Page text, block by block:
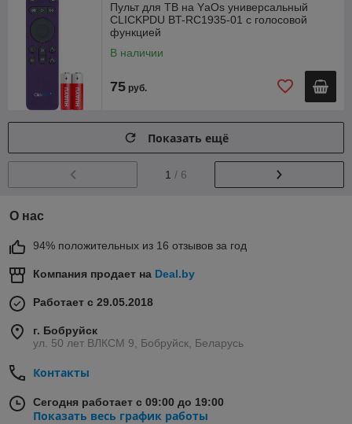
Пульт для ТВ на YаОs универсальный
CLICKPDU BT-RC1935-01 с голосовой
функцией
В наличии
75 руб.
Показать ещё
1 / 6
О нас
94% положительных из 16 отзывов за год
Компания продает на Deal.by
Работает с 29.05.2018
г. Бобруйск
ул. 50 лет ВЛКСМ 9, Бобруйск, Беларусь
Контакты
Сегодня работает с 09:00 до 19:00
Показать весь график работы